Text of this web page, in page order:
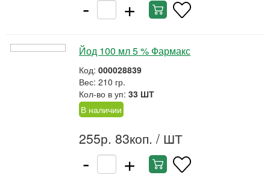
- +
Йод 100 мл 5 % Фармакс
Код: 000028839
Вес: 210 гр.
Кол-во в уп: 33 ШТ
В наличии
255р. 83коп. / ШТ
- +